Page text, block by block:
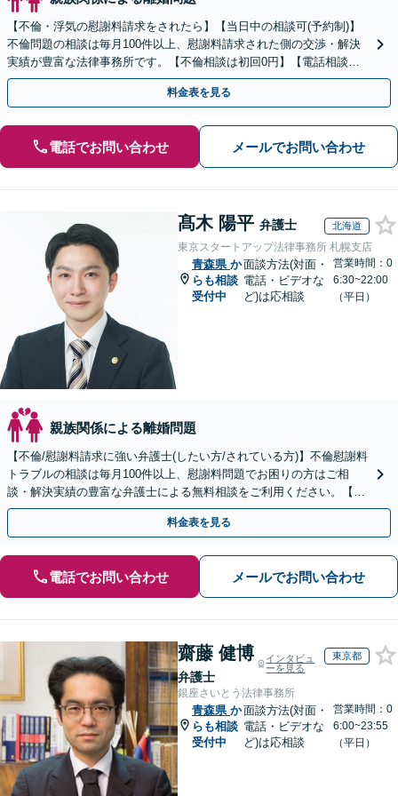
【不倫・浮気の慰謝料請求をされたら】【当日中の相談可(予約制)】
不倫問題の相談は毎月100件以上、慰謝料請求された側の交渉・解決
実績が豊富な法律事務所です。【不倫相談は初回0円】【電話相談で
ご契約まで対応可/来所不要】
料金表を見る
電話でお問い合わせ メールでお問い合わせ
髙木 陽平 弁護士 北海道
東京スタートアップ法律事務所 札幌支店
青森県 か
らも相談
受付中
面談方法(対面・
電話・ビデオな
ど)は応相談
営業時間：0
6:30~22:00
（平日）
親族関係による離婚問題
【不倫/慰謝料請求に強い弁護士(したい方/されている方)】不倫慰謝料
トラブルの相談は毎月100件以上、慰謝料問題でお困りの方はご相
談・解決実績の豊富な弁護士による無料相談をご利用ください。【不
倫相談は初回0円】【北海道・東北エリア対応】
料金表を見る
電話でお問い合わせ メールでお問い合わせ
齋藤 健博
弁護士
インタビュ
ーを見る
東京都
銀座さいとう法律事務所
青森県 か
らも相談
受付中
面談方法(対面・
電話・ビデオな
ど)は応相談
営業時間：0
6:00~23:55
（平日）